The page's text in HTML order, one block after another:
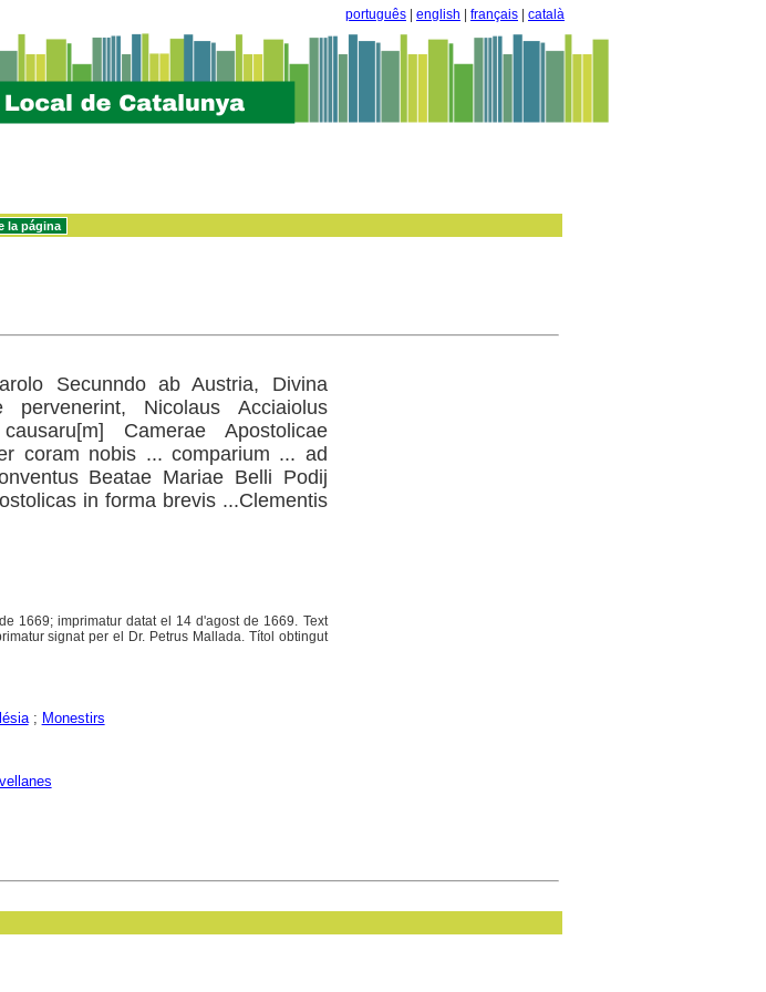
português english français català
Secunndo ab Austria, Divina
Nicolaus Acciaiolus
Camerae Apostolicae
coram nobis ... comparium ... ad
Beatae Mariae Belli Podij
in forma brevis ...Clementis
1669; imprimatur datat el 14 d'agost de 1669. Text
signat per el Dr. Petrus Mallada. Títol obtingut
; Monestirs